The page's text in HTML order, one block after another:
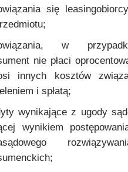
się
w
nie płaci
innych kosztów
i spłatą;
wynikające z ugody
wynikiem